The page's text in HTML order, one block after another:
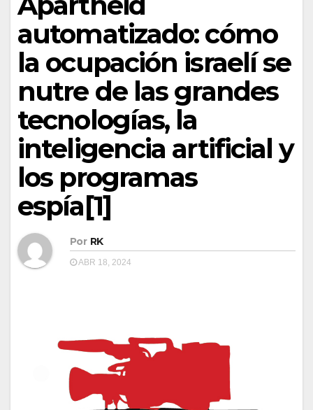
automatizado: cómo
la ocupación israelí se
nutre de las grandes
tecnologías, la
inteligencia artificial y
los programas
espía[1]
Por RK
ABR 18, 2024